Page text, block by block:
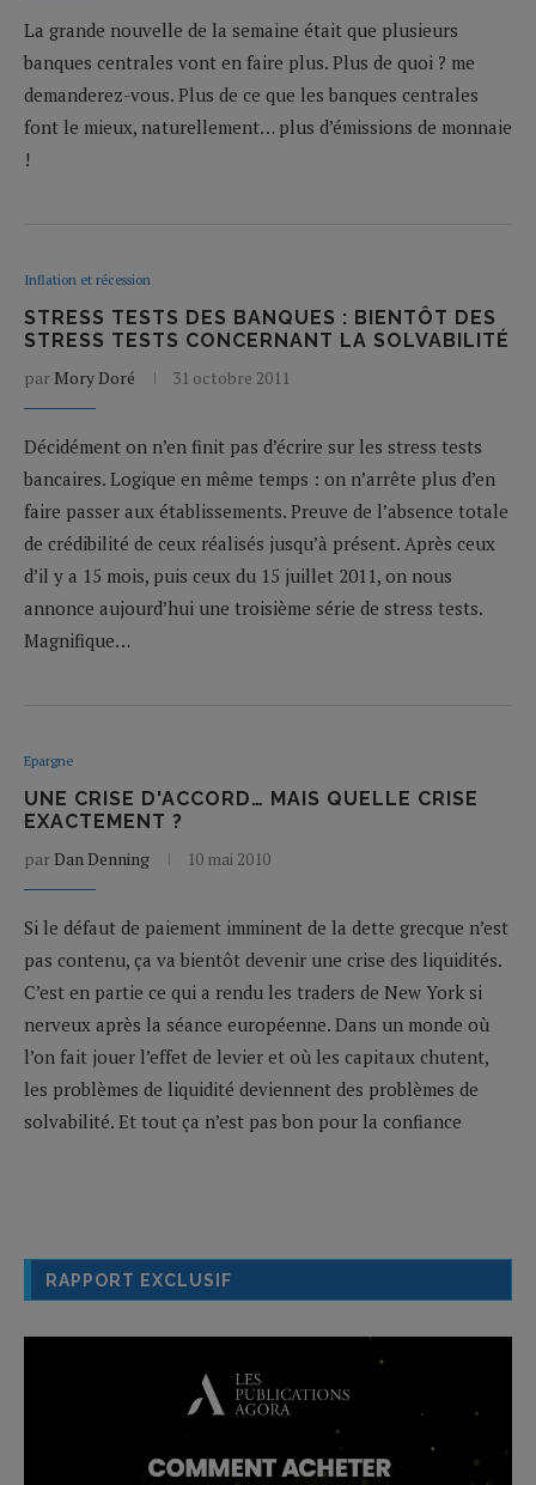
La grande nouvelle de la semaine était que plusieurs
banques centrales vont en faire plus. Plus de quoi ? me
demanderez-vous. Plus de ce que les banques centrales
font le mieux, naturellement… plus d’émissions de monnaie
!
Inflation et récession
STRESS TESTS DES BANQUES : BIENTÔT DES
STRESS TESTS CONCERNANT LA SOLVABILITÉ
par Mory Doré 31 octobre 2011
Décidément on n’en finit pas d’écrire sur les stress tests
bancaires. Logique en même temps : on n’arrête plus d’en
faire passer aux établissements. Preuve de l’absence totale
de crédibilité de ceux réalisés jusqu’à présent. Après ceux
d’il y a 15 mois, puis ceux du 15 juillet 2011, on nous
annonce aujourd’hui une troisième série de stress tests.
Magnifique…
Epargne
UNE CRISE D'ACCORD… MAIS QUELLE CRISE
EXACTEMENT ?
parDan Denning 10 mai 2010
Si le défaut de paiement imminent de la dette grecque n’est
pas contenu, ça va bientôt devenir une crise des liquidités.
C’est en partie ce qui a rendu les traders de New York si
nerveux après la séance européenne. Dans un monde où
l’on fait jouer l’effet de levier et où les capitaux chutent,
les problèmes de liquidité deviennent des problèmes de
solvabilité. Et tout ça n’est pas bon pour la confiance
RAPPORT EXCLUSIF